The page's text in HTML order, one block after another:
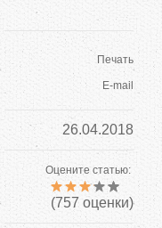
Печать
E-mail
26.04.2018
Оцените статью:
(757 оценки)